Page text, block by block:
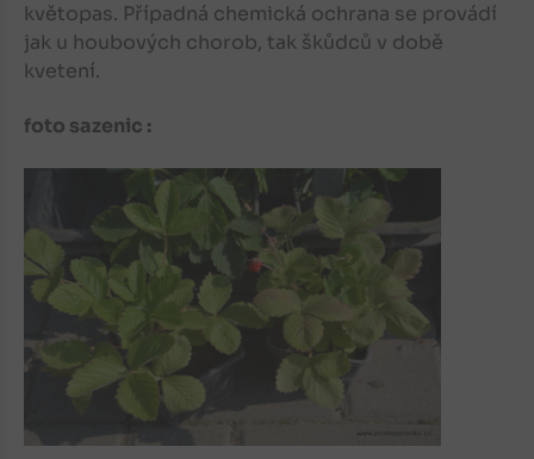
květopas. Případná chemická ochrana se provádí
jak u houbových chorob, tak škůdců v době
kvetení.
foto sazenic :